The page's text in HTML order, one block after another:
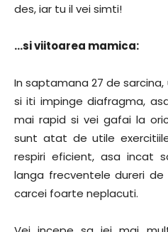
des, iar tu il vei simti!
…si viitoarea mamica:
In saptamana 27 de
si iti impinge diafragma,
mai rapid si vei gafai la
sunt atat de utile
respiri eficient, asa incat
langa frecventele dureri
carcei foarte neplacuti.